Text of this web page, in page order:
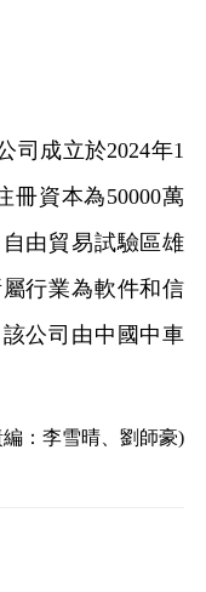
司成立於2024年1
冊資本為50000萬
由貿易試驗區雄
行業為軟件和信
公司由中國中車
編：李雪晴、劉師豪)